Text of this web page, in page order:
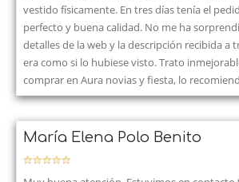
vestido físicamente. En tres días tenía el
perfecto y buena calidad. No me ha
detalles de la web y la descripción recibida a
era como si lo hubiese visto. Trato
comprar en Aura novias y fiesta, lo
María Elena Polo Benito